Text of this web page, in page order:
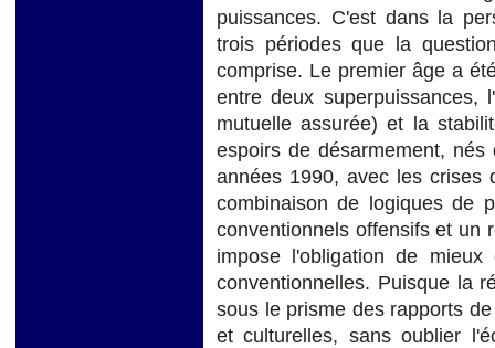
puissances. C'est dans la
trois périodes que la
comprise. Le premier âge a
entre deux superpuissances,
mutuelle assurée) et la
espoirs de désarmement,
années 1990, avec les crises
combinaison de logiques de
conventionnels offensifs et un
impose l'obligation de
conventionnelles. Puisque la
sous le prisme des rapports
et culturelles, sans oublier